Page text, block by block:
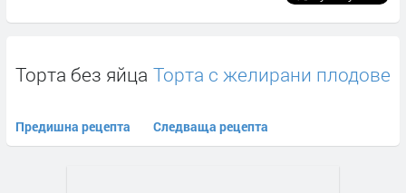
Торта без яйца
Предишна рецепта
Торта с желирани плодове
Следваща рецепта